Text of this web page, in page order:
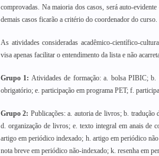
comprovadas. Na maioria dos casos, será auto-
demais casos ficarão a critério do coordenador do curso.
As atividades consideradas acadêmico-científico-
visa apenas facilitar o entendimento da lista e não
Grupo 1: Atividades de formação: a. bolsa PIBIC; b.
obrigatório; e. participação em programa PET; f.
Grupo 2: Publicações: a. autoria de livros; b.
d. organização de livros; e. texto integral em anais de
artigo em periódico indexado; h. artigo em periódico
nota breve em periódico não-indexado; k. resenha em